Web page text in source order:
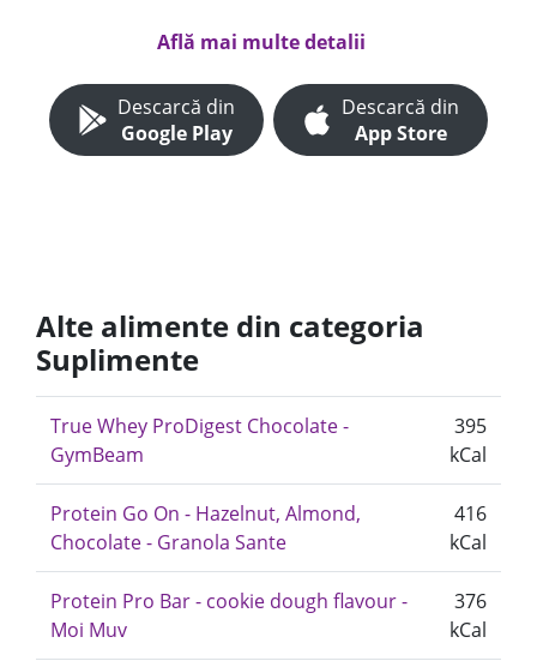
Află mai multe detalii
Descarcă din
Google Play
Descarcă din
App Store
Alte alimente din categoria
Suplimente
True Whey ProDigest Chocolate -
GymBeam
395
kCal
Protein Go On - Hazelnut, Almond,
Chocolate - Granola Sante
416
kCal
Protein Pro Bar - cookie dough flavour -
Moi Muv
376
kCal